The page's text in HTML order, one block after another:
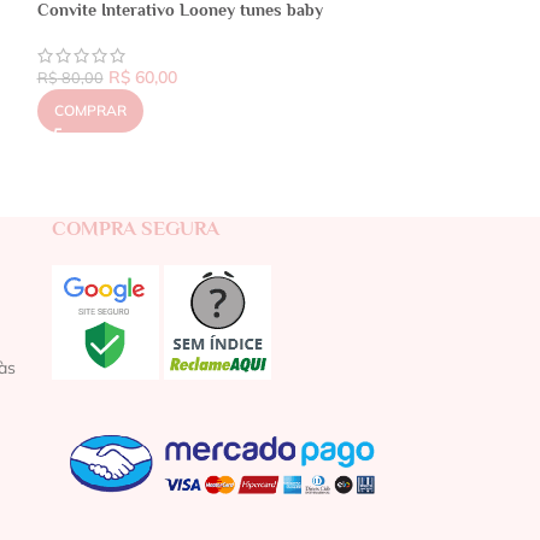
Convite Interativo Looney tunes baby
R$80,00 R$60,00
COMPRAR
COMPRA SEGURA